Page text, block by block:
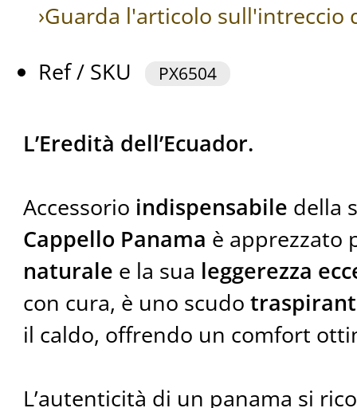
›Guarda l'articolo sull'intreccio
Ref / SKU
PX6504
L’Eredità dell’Ecuador.
Accessorio indispensabile della
Cappello Panama è apprezzato
naturale e la sua leggerezza
con cura, è uno scudo
il caldo, offrendo un comfort
L’autenticità di un panama si